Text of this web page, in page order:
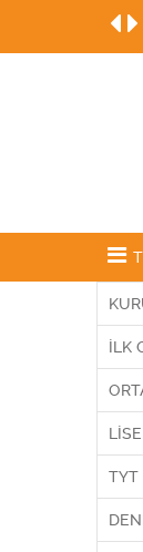
İLK
LİSE
TYT